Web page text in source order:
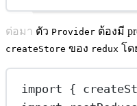
ต่อมา ตัว Provider ต้องมี
createStore ของ redux โด
import {